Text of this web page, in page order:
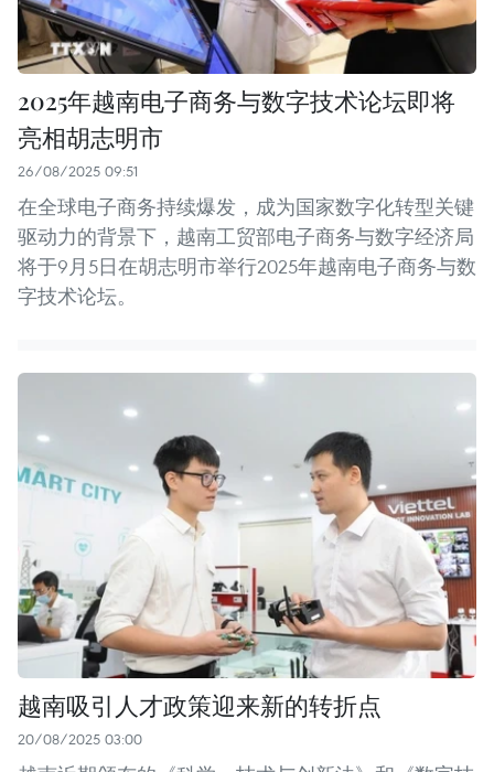
2025年越南电子商务与数字技术论坛即将
亮相胡志明市
26/08/2025 09:51
在全球电子商务持续爆发，成为国家数字化转型关键
驱动力的背景下，越南工贸部电子商务与数字经济局
将于9月5日在胡志明市举行2025年越南电子商务与数
字技术论坛。
越南吸引人才政策迎来新的转折点
20/08/2025 03:00